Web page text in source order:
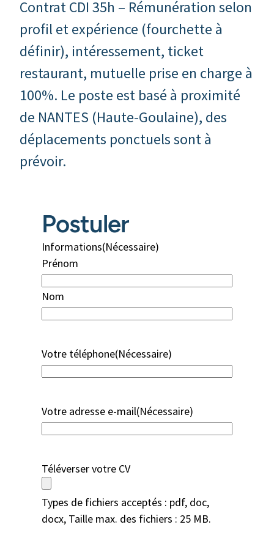
Contrat CDI 35h – Rémunération selon
profil et expérience (fourchette à
définir), intéressement, ticket
restaurant, mutuelle prise en charge à
100%. Le poste est basé à proximité
de NANTES (Haute-Goulaine), des
déplacements ponctuels sont à
prévoir.
Postuler
Informations(Nécessaire)
Prénom
Nom
Votre téléphone(Nécessaire)
Votre adresse e-mail(Nécessaire)
Téléverser votre CV
Types de fichiers acceptés : pdf, doc,
docx, Taille max. des fichiers : 25 MB.